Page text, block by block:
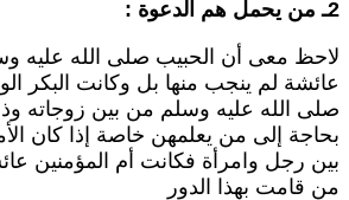
معى أن الحبيب صلى الله عليه
لم ينجب منها بل وكانت البكر
الله عليه وسلم من بين زوجاته
إلى من يعلمهن خاصة إذا كان
رجل وامرأة فكانت أم المؤمنين
قامت بهذا الدور